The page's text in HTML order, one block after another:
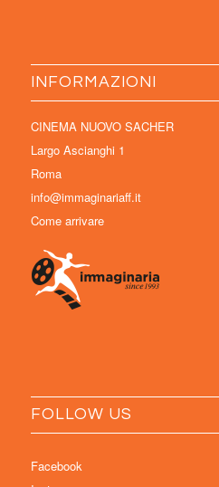
INFORMAZIONI
CINEMA NUOVO SACHER
Largo Ascianghi 1
Roma
info@immaginariaff.it
Come arrivare
FOLLOW US
Facebook